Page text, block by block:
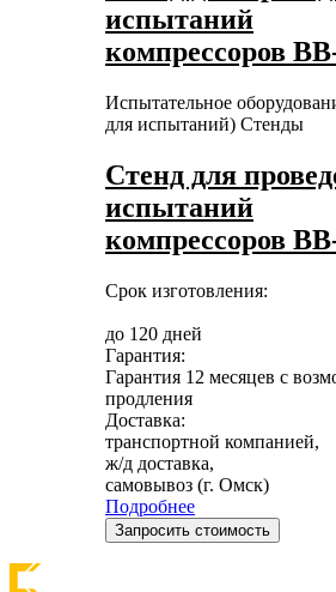
испытаний
компрессоров
Испытательное
для испытаний) Стенды
Стенд для
испытаний
компрессоров
Срок изготовления:
до 120 дней
Гарантия:
Гарантия 12 месяцев с
продления
Доставка:
транспортной компанией,
ж/д доставка,
самовывоз (г. Омск)
Подробнее
Запросить стоимость